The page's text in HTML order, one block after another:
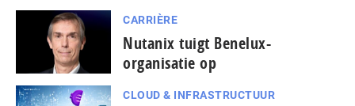
CARRIÈRE
Nutanix tuigt Benelux-
organisatie op
CLOUD & INFRASTRUCTUUR